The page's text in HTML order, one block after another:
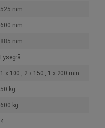
525 mm
600 mm
885 mm
Lysegrå
1 x 100 , 2 x 150 , 1 x 200 mm
50 kg
600 kg
4